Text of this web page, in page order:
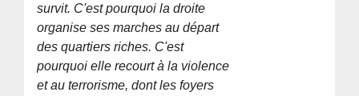
survit. C'est pourquoi la droite
organise ses marches au départ
des quartiers riches. C'est
pourquoi elle recourt à la violence
et au terrorisme, dont les foyers